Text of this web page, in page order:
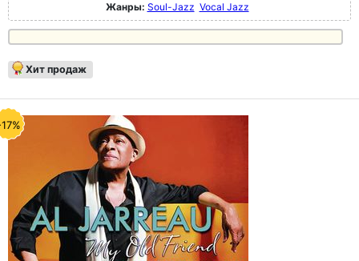
Жанры: Soul-Jazz Vocal Jazz
Хит продаж